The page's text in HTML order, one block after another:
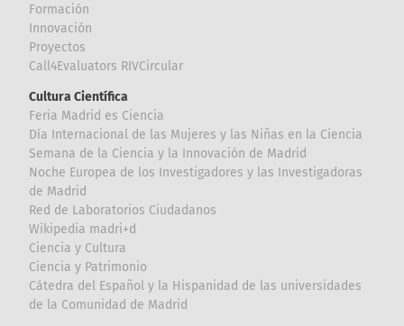
Formación
Innovación
Proyectos
Call4Evaluators RIVCircular
Cultura Científica
Feria Madrid es Ciencia
Día Internacional de las Mujeres y las Niñas en la Ciencia
Semana de la Ciencia y la Innovación de Madrid
Noche Europea de los Investigadores y las Investigadoras
de Madrid
Red de Laboratorios Ciudadanos
Wikipedia madri+d
Ciencia y Cultura
Ciencia y Patrimonio
Cátedra del Español y la Hispanidad de las universidades
de la Comunidad de Madrid